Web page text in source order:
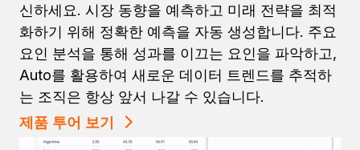
신하세요. 시장 동향을 예측하고 미래 전략을 최적
화하기 위해 정확한 예측을 자동 생성합니다. 주요
요인 분석을 통해 성과를 이끄는 요인을 파악하고,
Auto를 활용하여 새로운 데이터 트렌드를 추적하
는 조직은 항상 앞서 나갈 수 있습니다.
제품 투어 보기